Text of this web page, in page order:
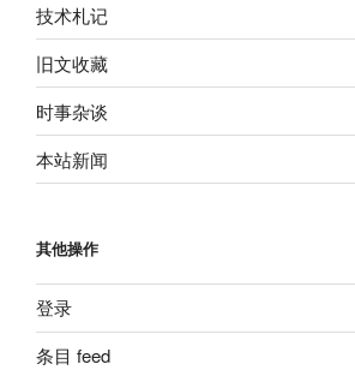
技术札记
旧文收藏
时事杂谈
本站新闻
其他操作
登录
条目 feed